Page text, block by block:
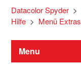
Datacolor Spyder
Hilfe
Menü Extras
Menu